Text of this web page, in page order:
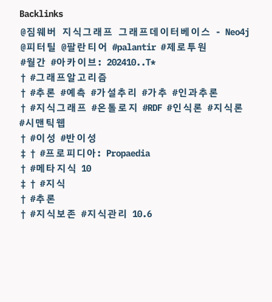
Backlinks
@짐웨버 지식그래프 그래프데이터베이스 - Neo4j
@피터틸 @팔란티어 #palantir #제로투원
#월간 #아카이브: 202410..T*
† #그래프알고리즘
† #추론 #예측 #가설추리 #가추 #인과추론
† #지식그래프 #온톨로지 #RDF #인식론 #지식론
#시맨틱웹
† #이성 #반이성
‡ † #프로피디아: Propaedia
† #메타지식 10
‡ † #지식
† #추론
† #지식보존 #지식관리 10.6